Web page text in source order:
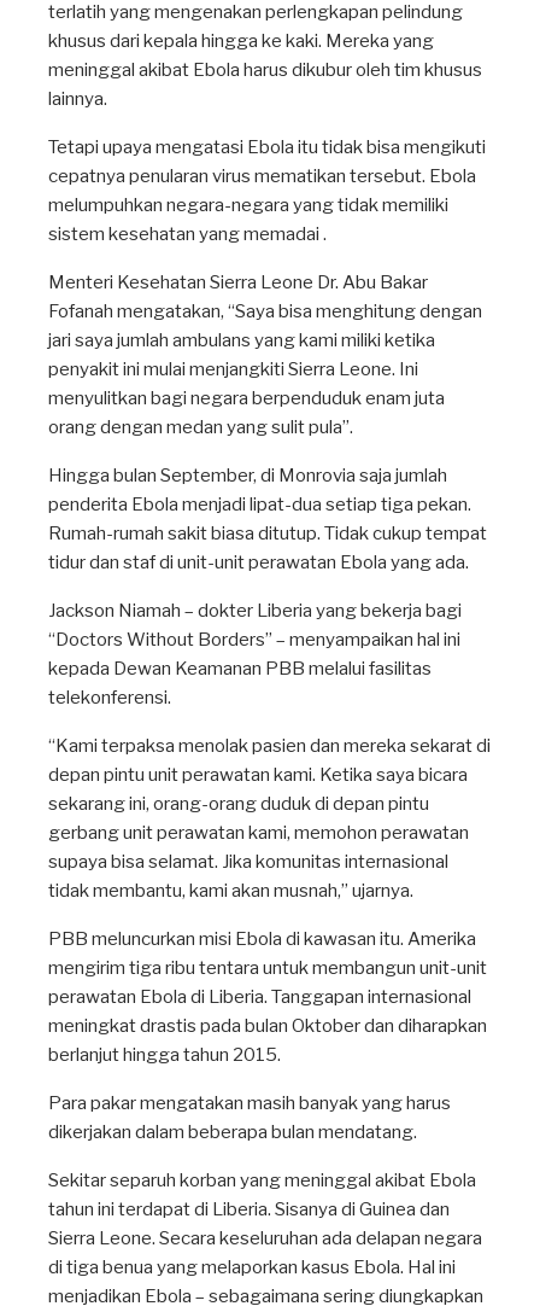
terlatih yang mengenakan perlengkapan pelindung
khusus dari kepala hingga ke kaki. Mereka yang
meninggal akibat Ebola harus dikubur oleh tim khusus
lainnya.
Tetapi upaya mengatasi Ebola itu tidak bisa mengikuti
cepatnya penularan virus mematikan tersebut. Ebola
melumpuhkan negara-negara yang tidak memiliki
sistem kesehatan yang memadai .
Menteri Kesehatan Sierra Leone Dr. Abu Bakar
Fofanah mengatakan, “Saya bisa menghitung dengan
jari saya jumlah ambulans yang kami miliki ketika
penyakit ini mulai menjangkiti Sierra Leone. Ini
menyulitkan bagi negara berpenduduk enam juta
orang dengan medan yang sulit pula”.
Hingga bulan September, di Monrovia saja jumlah
penderita Ebola menjadi lipat-dua setiap tiga pekan.
Rumah-rumah sakit biasa ditutup. Tidak cukup tempat
tidur dan staf di unit-unit perawatan Ebola yang ada.
Jackson Niamah – dokter Liberia yang bekerja bagi
“Doctors Without Borders” – menyampaikan hal ini
kepada Dewan Keamanan PBB melalui fasilitas
telekonferensi.
“Kami terpaksa menolak pasien dan mereka sekarat di
depan pintu unit perawatan kami. Ketika saya bicara
sekarang ini, orang-orang duduk di depan pintu
gerbang unit perawatan kami, memohon perawatan
supaya bisa selamat. Jika komunitas internasional
tidak membantu, kami akan musnah,” ujarnya.
PBB meluncurkan misi Ebola di kawasan itu. Amerika
mengirim tiga ribu tentara untuk membangun unit-unit
perawatan Ebola di Liberia. Tanggapan internasional
meningkat drastis pada bulan Oktober dan diharapkan
berlanjut hingga tahun 2015.
Para pakar mengatakan masih banyak yang harus
dikerjakan dalam beberapa bulan mendatang.
Sekitar separuh korban yang meninggal akibat Ebola
tahun ini terdapat di Liberia. Sisanya di Guinea dan
Sierra Leone. Secara keseluruhan ada delapan negara
di tiga benua yang melaporkan kasus Ebola. Hal ini
menjadikan Ebola – sebagaimana sering diungkapkan